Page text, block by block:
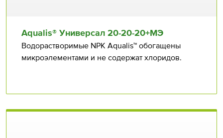
Aqualis® Универсал 20⁠⁠-20⁠⁠-20+МЭ
Водорастворимые NPK Aqualis™ обогащены
микроэлементами и не содержат хлоридов.